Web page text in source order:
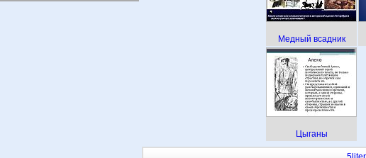
Медный всадник
Цыганы